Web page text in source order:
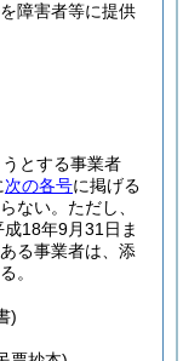
障害者等に提供
とする事業者
次の各号に掲げる
ない。 ただし、
18年9月31日ま
る事業者は、添
。
)